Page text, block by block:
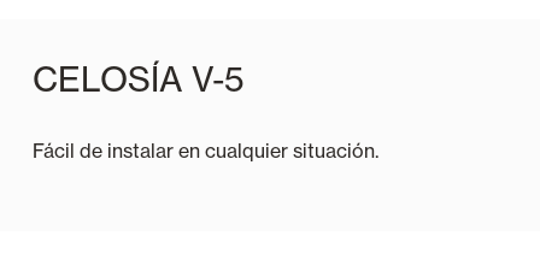
CELOSÍA V-5
Fácil de instalar en cualquier situación.